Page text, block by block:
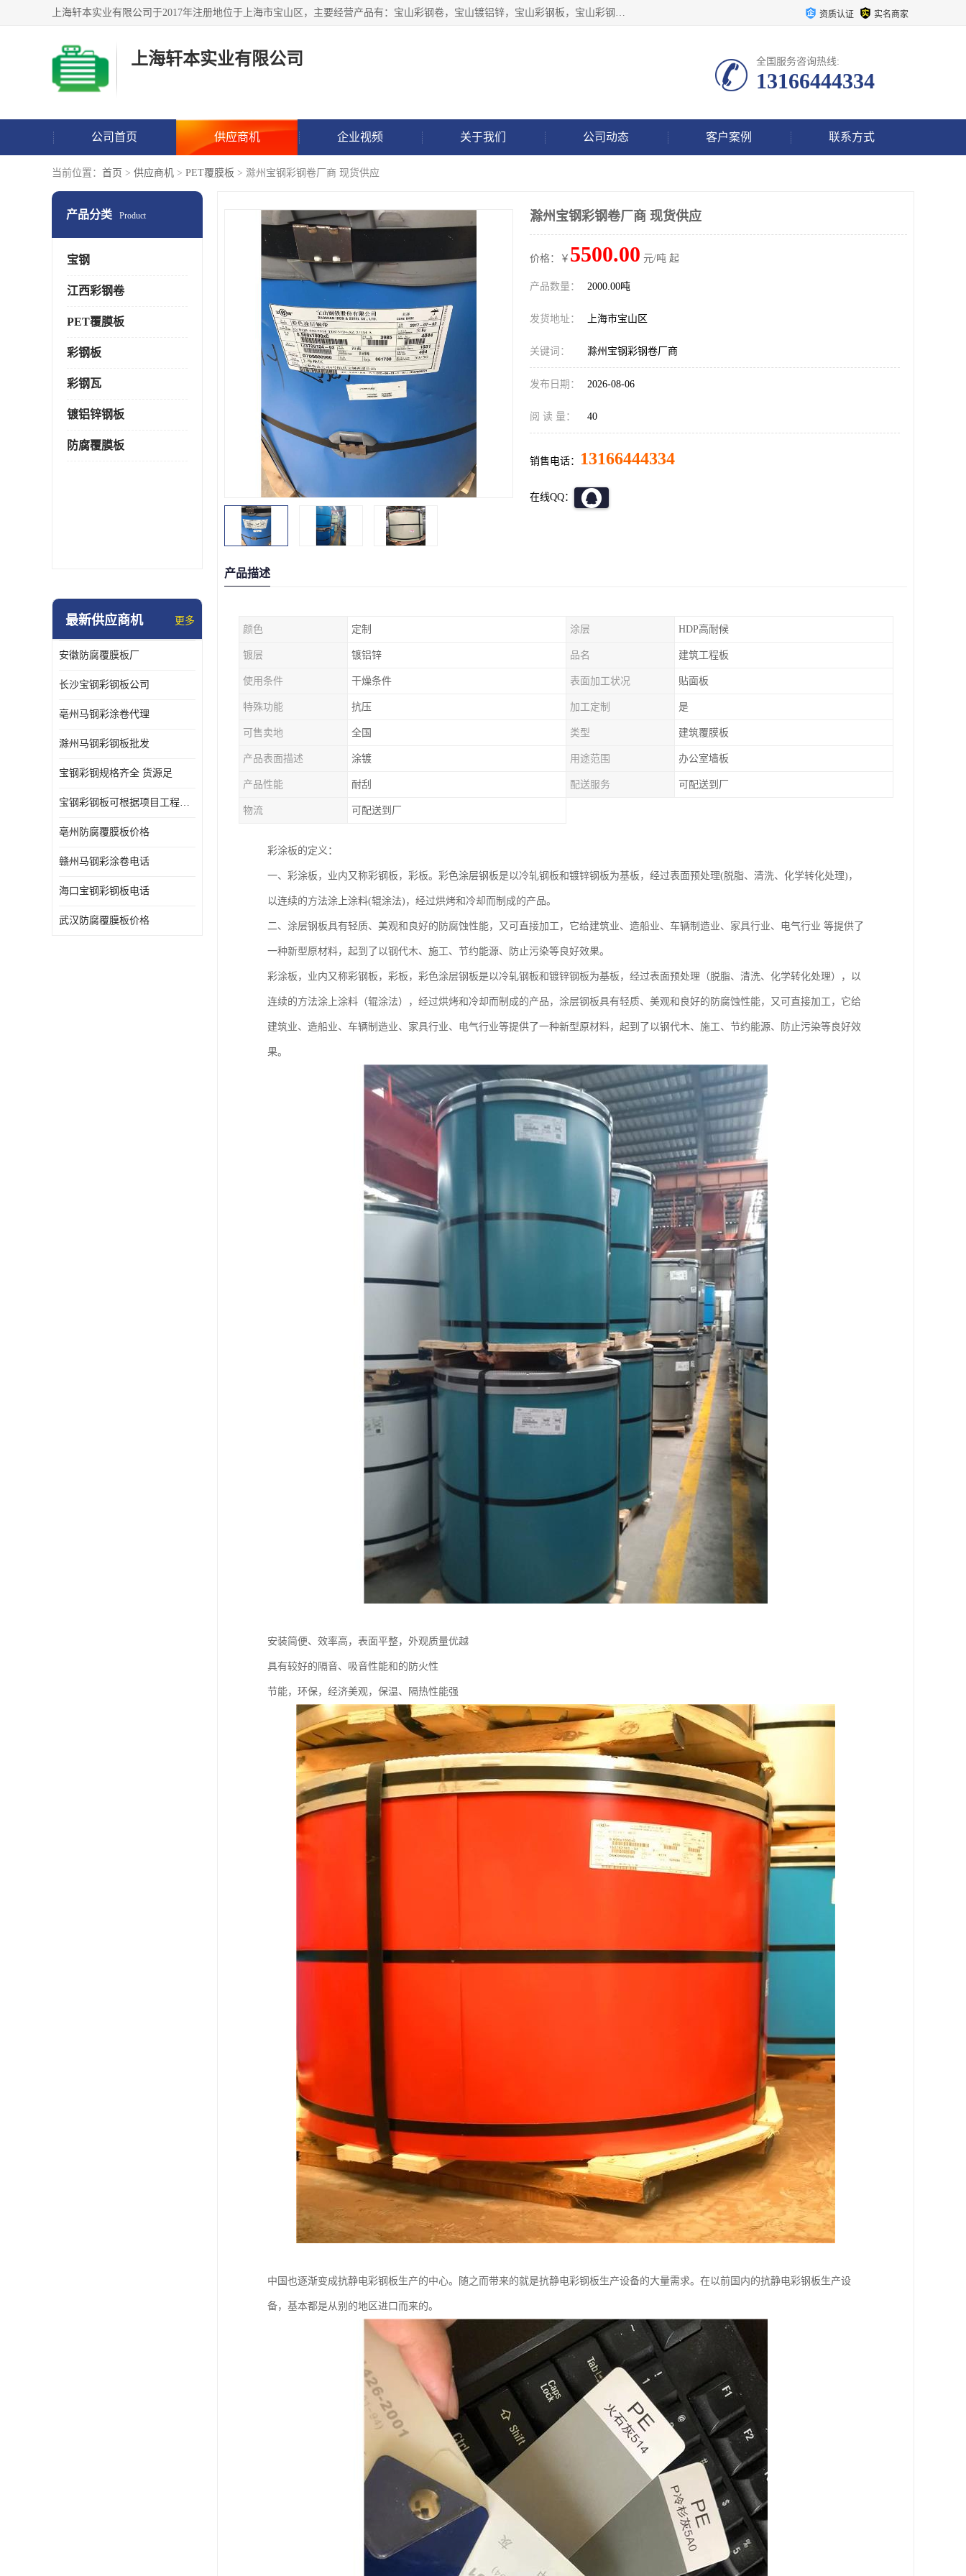
上海轩本实业有限公司于2017年注册地位于上海市宝山区，主要经营产品有：宝山彩钢卷，宝山镀铝锌，宝山彩钢板，宝山彩钢瓦等产品的生产和销售。 资质认证 实名商家
上海轩本实业有限公司 全国服务咨询热线:
13166444334
公司首页 供应商机 企业视频 关于我们 公司动态 客户案例 联系方式
当前位置： 首页 > 供应商机 > PET覆膜板 > 滁州宝钢彩钢卷厂商 现货供应
产品分类 Product
宝钢
江西彩钢卷
PET覆膜板
彩钢板
彩钢瓦
镀铝锌钢板
防腐覆膜板
最新供应商机 更多
安徽防腐覆膜板厂
长沙宝钢彩钢板公司
亳州马钢彩涂卷代理
滁州马钢彩钢板批发
宝钢彩钢规格齐全 货源足
宝钢彩钢板可根据项目工程定制
亳州防腐覆膜板价格
赣州马钢彩涂卷电话
海口宝钢彩钢板电话
武汉防腐覆膜板价格
滁州宝钢彩钢卷厂商 现货供应
价格：￥ 5500.00 元/吨 起
产品数量： 2000.00吨
发货地址： 上海市宝山区
关键词： 滁州宝钢彩钢卷厂商
发布日期： 2026-08-06
阅 读 量： 40
销售电话： 13166444334
在线QQ：
产品描述
颜色 定制 涂层 HDP高耐候
镀层 镀铝锌 品名 建筑工程板
使用条件 干燥条件 表面加工状况 贴面板
特殊功能 抗压 加工定制 是
可售卖地 全国 类型 建筑覆膜板
产品表面描述 涂镀 用途范围 办公室墙板
产品性能 耐刮 配送服务 可配送到厂
物流 可配送到厂
彩涂板的定义：
一、彩涂板，业内又称彩钢板，彩板。彩色涂层钢板是以冷轧钢板和镀锌钢板为基板，经过表面预处理(脱脂、清洗、化学转化处理)，
以连续的方法涂上涂料(辊涂法)，经过烘烤和冷却而制成的产品。
二、涂层钢板具有轻质、美观和良好的防腐蚀性能，又可直接加工，它给建筑业、造船业、车辆制造业、家具行业、电气行业 等提供了
一种新型原材料，起到了以钢代木、施工、节约能源、防止污染等良好效果。
彩涂板，业内又称彩钢板，彩板，彩色涂层钢板是以冷轧钢板和镀锌钢板为基板，经过表面预处理（脱脂、清洗、化学转化处理），以
连续的方法涂上涂料（辊涂法），经过烘烤和冷却而制成的产品，涂层钢板具有轻质、美观和良好的防腐蚀性能，又可直接加工，它给
建筑业、造船业、车辆制造业、家具行业、电气行业等提供了一种新型原材料，起到了以钢代木、施工、节约能源、防止污染等良好效
果。
安装简便、效率高，表面平整，外观质量优越
具有较好的隔音、吸音性能和的防火性
节能，环保，经济美观，保温、隔热性能强
中国也逐渐变成抗静电彩钢板生产的中心。随之而带来的就是抗静电彩钢板生产设备的大量需求。在以前国内的抗静电彩钢板生产设
备，基本都是从别的地区进口而来的。